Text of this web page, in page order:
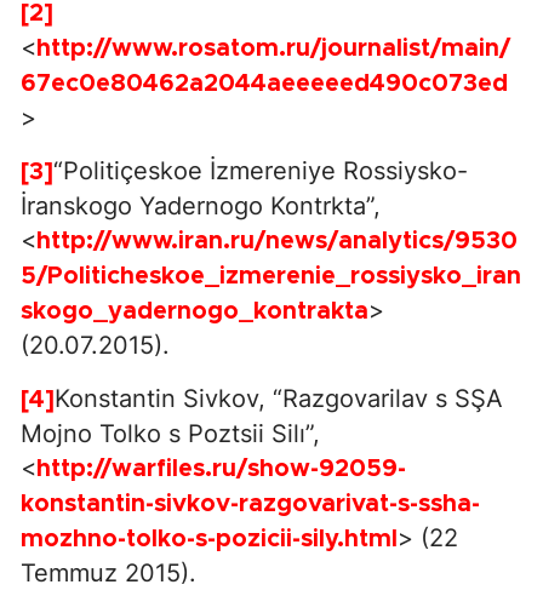
[2]
< http://www.rosatom.ru/journalist/main/
67ec0e80462a2044aeeeeed490c073ed
>
[3] “Politiçeskoe İzmereniye Rossiysko-
İranskogo Yadernogo Kontrkta”,
< http://www.iran.ru/news/analytics/9530
5/Politicheskoe_izmerenie_rossiysko_iran
skogo_yadernogo_kontrakta>
(20.07.2015).
[4] Konstantin Sivkov, “Razgovarilav s SŞA
Mojno Tolko s Poztsii Silı”,
< http://warfiles.ru/show-92059-
konstantin-sivkov-razgovarivat-s-ssha-
mozhno-tolko-s-pozicii-sily.html > (22
Temmuz 2015).